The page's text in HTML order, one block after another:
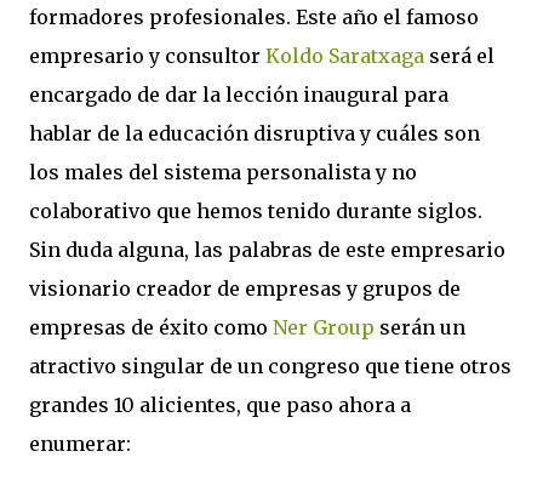
formadores profesionales. Este año el famoso
empresario y consultor Koldo Saratxaga será el
encargado de dar la lección inaugural para
hablar de la educación disruptiva y cuáles son
los males del sistema personalista y no
colaborativo que hemos tenido durante siglos.
Sin duda alguna, las palabras de este empresario
visionario creador de empresas y grupos de
empresas de éxito como Ner Group serán un
atractivo singular de un congreso que tiene otros
grandes 10 alicientes, que paso ahora a
enumerar: